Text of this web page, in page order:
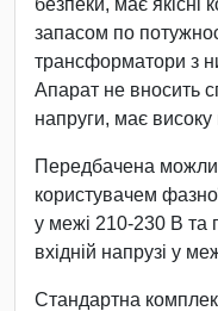
запасом по
трансформатори з
Апарат не вносить
напруги, має
Передбачена
користувачем
у межі 210-230 В та
вхідній напрузі у
Стандартна